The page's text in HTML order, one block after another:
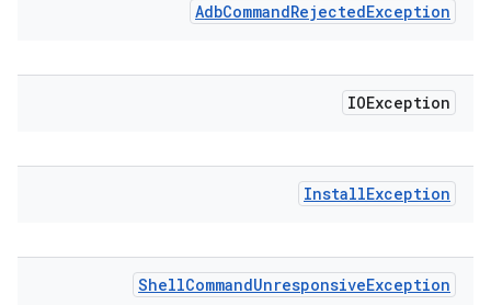
AdbCommandRejectedException
IOException
InstallException
ShellCommandUnresponsiveException